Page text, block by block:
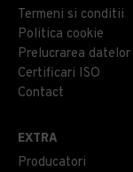
Termeni si conditii
Politica cookie
Prelucrarea
Certificari ISO
Contact
EXTRA
Producatori